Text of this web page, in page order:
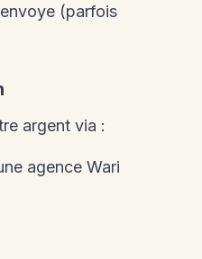
(parfois
argent via :
agence Wari